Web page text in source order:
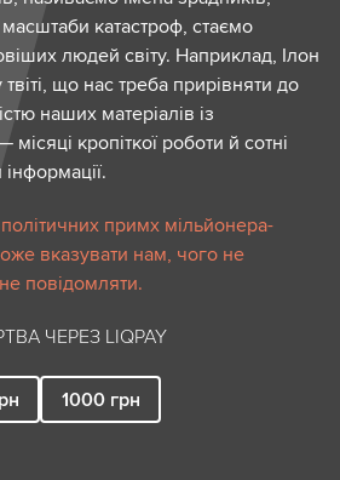
катастроф, стаємо
людей світу. Наприклад, Ілон
що нас треба прирівняти до
наших матеріалів із
кропіткої роботи й сотні
примх мільйонера-
вказувати нам, чого не
повідомляти.
ЧЕРЕЗ LIQPAY
1000 грн